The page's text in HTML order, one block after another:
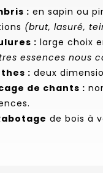
: en sapin ou
(brut, lasuré,
: large choix
essences nous
: deux
de chants :
de bois à